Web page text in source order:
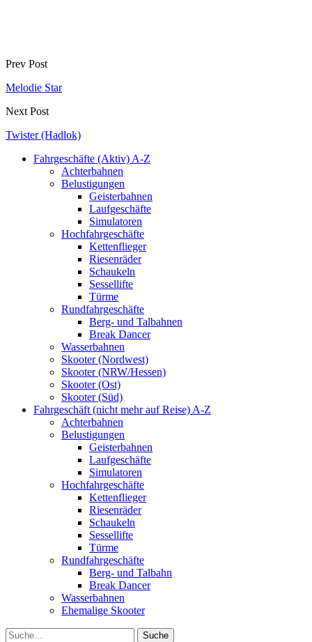
Prev Post
Melodie Star
Next Post
Twister (Hadlok)
Fahrgeschäfte (Aktiv) A-Z
Achterbahnen
Belustigungen
Geisterbahnen
Laufgeschäfte
Simulatoren
Hochfahrgeschäfte
Kettenflieger
Riesenräder
Schaukeln
Sessellifte
Türme
Rundfahrgeschäfte
Berg- und Talbahnen
Break Dancer
Wasserbahnen
Skooter (Nordwest)
Skooter (NRW/Hessen)
Skooter (Ost)
Skooter (Süd)
Fahrgeschäft (nicht mehr auf Reise) A-Z
Achterbahnen
Belustigungen
Geisterbahnen
Laufgeschäfte
Simulatoren
Hochfahrgeschäfte
Kettenflieger
Riesenräder
Schaukeln
Sessellifte
Türme
Rundfahrgeschäfte
Berg- und Talbahn
Break Dancer
Wasserbahnen
Ehemalige Skooter